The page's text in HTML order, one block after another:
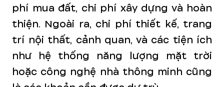
phí mua đất, chi phí xây dựng và hoàn
thiện. Ngoài ra, chi phí thiết kế, trang
trí nội thất, cảnh quan, và các tiện ích
như hệ thống năng lượng mặt trời
hoặc công nghệ nhà thông minh cũng